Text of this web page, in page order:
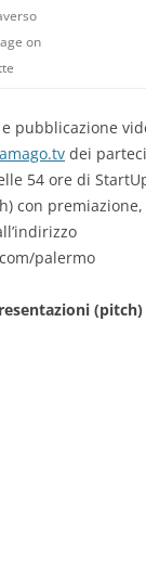
on
pubblicazione
dei
54 ore di
con
palermo